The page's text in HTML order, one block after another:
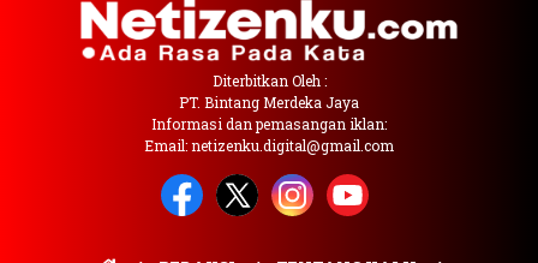
Diterbitkan Oleh :
PT. Bintang Merdeka Jaya
Informasi dan pemasangan iklan:
Email: netizenku.digital@gmail.com